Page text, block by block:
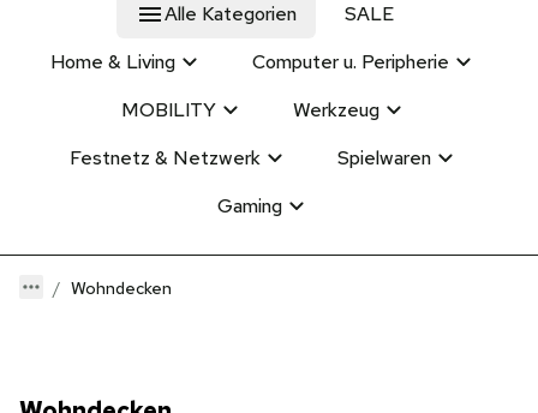
Alle Kategorien
SALE
Home & Living
Computer u. Peripherie
MOBILITY
Werkzeug
Festnetz & Netzwerk
Spielwaren
Gaming
Wohndecken